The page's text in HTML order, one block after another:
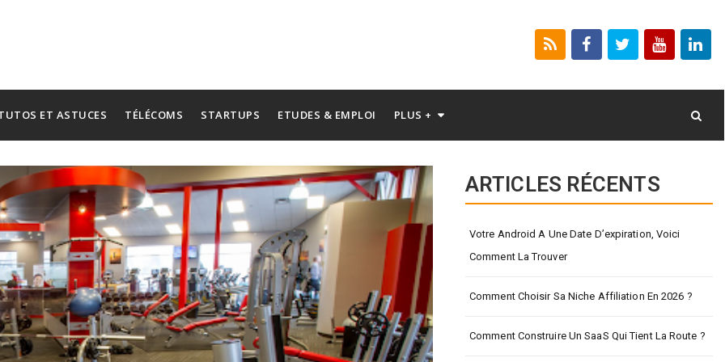
ET ASTUCES TÉLÉCOMS STARTUPS ETUDES & EMPLOI PLUS +
ARTICLES RÉCENTS
Votre Android A Une Date D’expiration, Voici
Comment La Trouver
Comment Choisir Sa Niche Affiliation En 2026 ?
Comment Construire Un SaaS Qui Tient La Route ?